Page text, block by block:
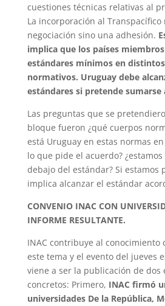
cuestiones técnicas relativas al
La incorporación al
negociación sino una adhesión.
implica que los países
estándares mínimos en
normativos. Uruguay debe
estándares si pretende sumarse
Las preguntas que se
bloque fueron ¿qué cuerpos
está Uruguay en estas normas
lo que pide el acuerdo?
debajo del estándar? Si estamos
implica alcanzar el estándar
CONVENIO INAC CON
INFORME RESULTANTE.
INAC contribuye al conocimiento
este tema y el evento del jueves
viene a ser la publicación de dos
concretos: Primero, INAC firmó
universidades De la República,